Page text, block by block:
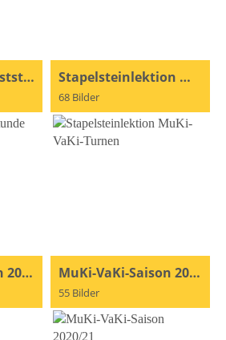
offene Weihnachststunde MuKiVaKiTurnen Stapelsteinlektion MuKi-VaKi-Turnen
68 Bilder
MuKi-VaKi-Saison 2019/20 MuKi-VaKi-Saison 2020/21
55 Bilder